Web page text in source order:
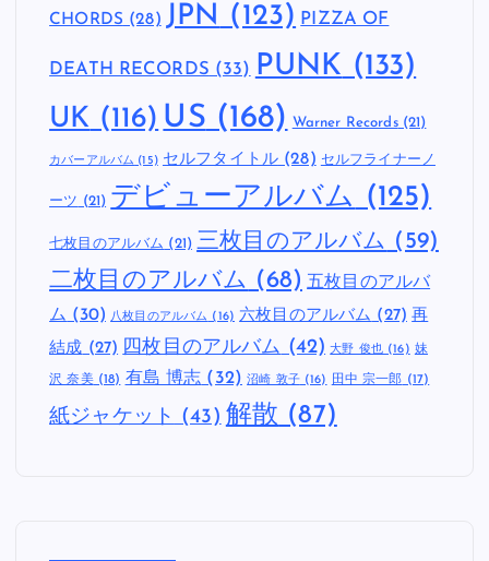
CHORDS (28) JPN (123) PIZZA OF
DEATH RECORDS (33) PUNK (133)
UK (116) US (168) Warner Records(21)
カバーアルバム (15) セルフタイトル(28) セルフライナーノ
ーツ (21) デビューアルバム (125)
七枚目のアルバム (21) 三枚目のアルバム (59)
二枚目のアルバム (68) 五枚目のアルバ
ム (30) 八枚目のアルバム (16) 六枚目のアルバム (27) 再
結成 (27) 四枚目のアルバム (42) 大野 俊也(16) 妹
沢 奈美(18) 有島 博志 (32) 沼崎 敦子(16) 田中 宗一郎 (17)
紙ジャケット (43) 解散 (87)